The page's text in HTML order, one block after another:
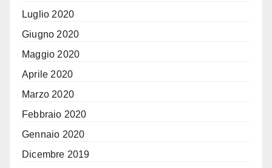
Luglio 2020
Giugno 2020
Maggio 2020
Aprile 2020
Marzo 2020
Febbraio 2020
Gennaio 2020
Dicembre 2019